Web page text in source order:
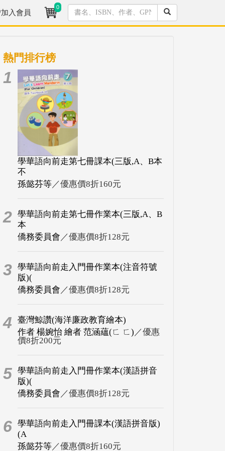
入會員
0
熱門排行榜
1
學華語向前走第七冊課本(三版,A、B本
不
孫懿芬等／優惠價8折160元
2 學華語向前走第七冊作業本(三版,A、B
本
僑務委員會 ／優惠價8折128元
3 學華語向前走入門冊作業本(注音符號
版)(
僑務委員會 ／優惠價8折128元
4
臺灣鯨讚(海洋廉政教育繪本)
作者 楊婉怡 繪者 范涵蘊(ㄈ ㄈ) ／優惠
價8折200元
5 學華語向前走入門冊作業本(漢語拼音
版)(
僑務委員會 ／優惠價8折128元
6 學華語向前走入門冊課本(漢語拼音版)
(A
孫懿芬等／優惠價8折160元